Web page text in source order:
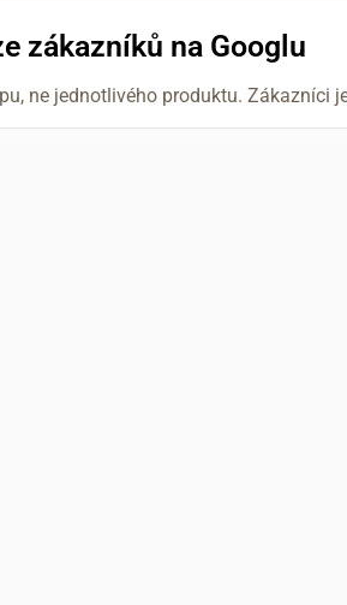
zákazníků na Googlu
ne jednotlivého produktu.